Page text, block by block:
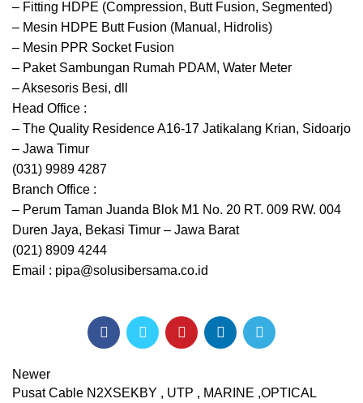
– Fitting HDPE (Compression, Butt Fusion, Segmented)
– Mesin HDPE Butt Fusion (Manual, Hidrolis)
– Mesin PPR Socket Fusion
– Paket Sambungan Rumah PDAM, Water Meter
– Aksesoris Besi, dll
Head Office :
– The Quality Residence A16-17 Jatikalang Krian, Sidoarjo
– Jawa Timur
(031) 9989 4287
Branch Office :
– Perum Taman Juanda Blok M1 No. 20 RT. 009 RW. 004
Duren Jaya, Bekasi Timur – Jawa Barat
(021) 8909 4244
Email : pipa@solusibersama.co.id
Newer
Pusat Cable N2XSEKBY , UTP , MARINE ,OPTICAL